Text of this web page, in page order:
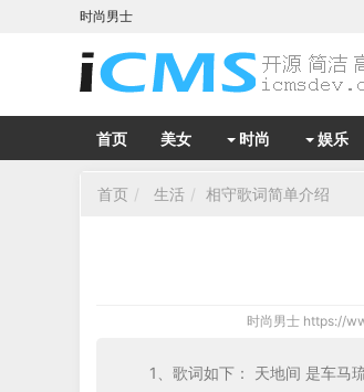
时尚男士
首页 美女 时尚 娱乐
首页 生活 相守歌词简单介绍
时尚男士 https://
1、歌词如下： 天地间 是车马